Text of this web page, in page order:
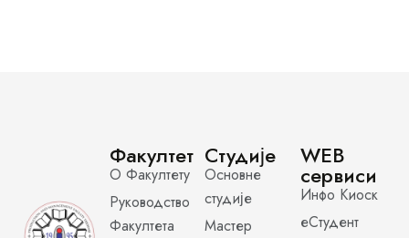
Факултет
О Факултету
Руководство
Факултета
Студије
Основне
студије
Мастер
WEB
сервиси
Инфо Киоск
еСтудент